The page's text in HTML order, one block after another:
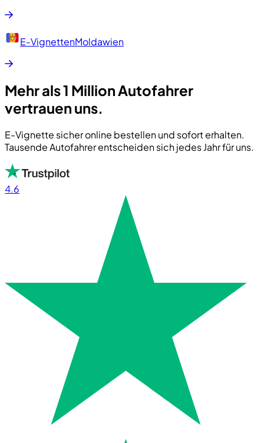
E-VignettenMoldawien
Mehr als 1 Million Autofahrer
vertrauen uns.
E-Vignette sicher online bestellen und sofort erhalten.
Tausende Autofahrer entscheiden sich jedes Jahr für uns.
4.6